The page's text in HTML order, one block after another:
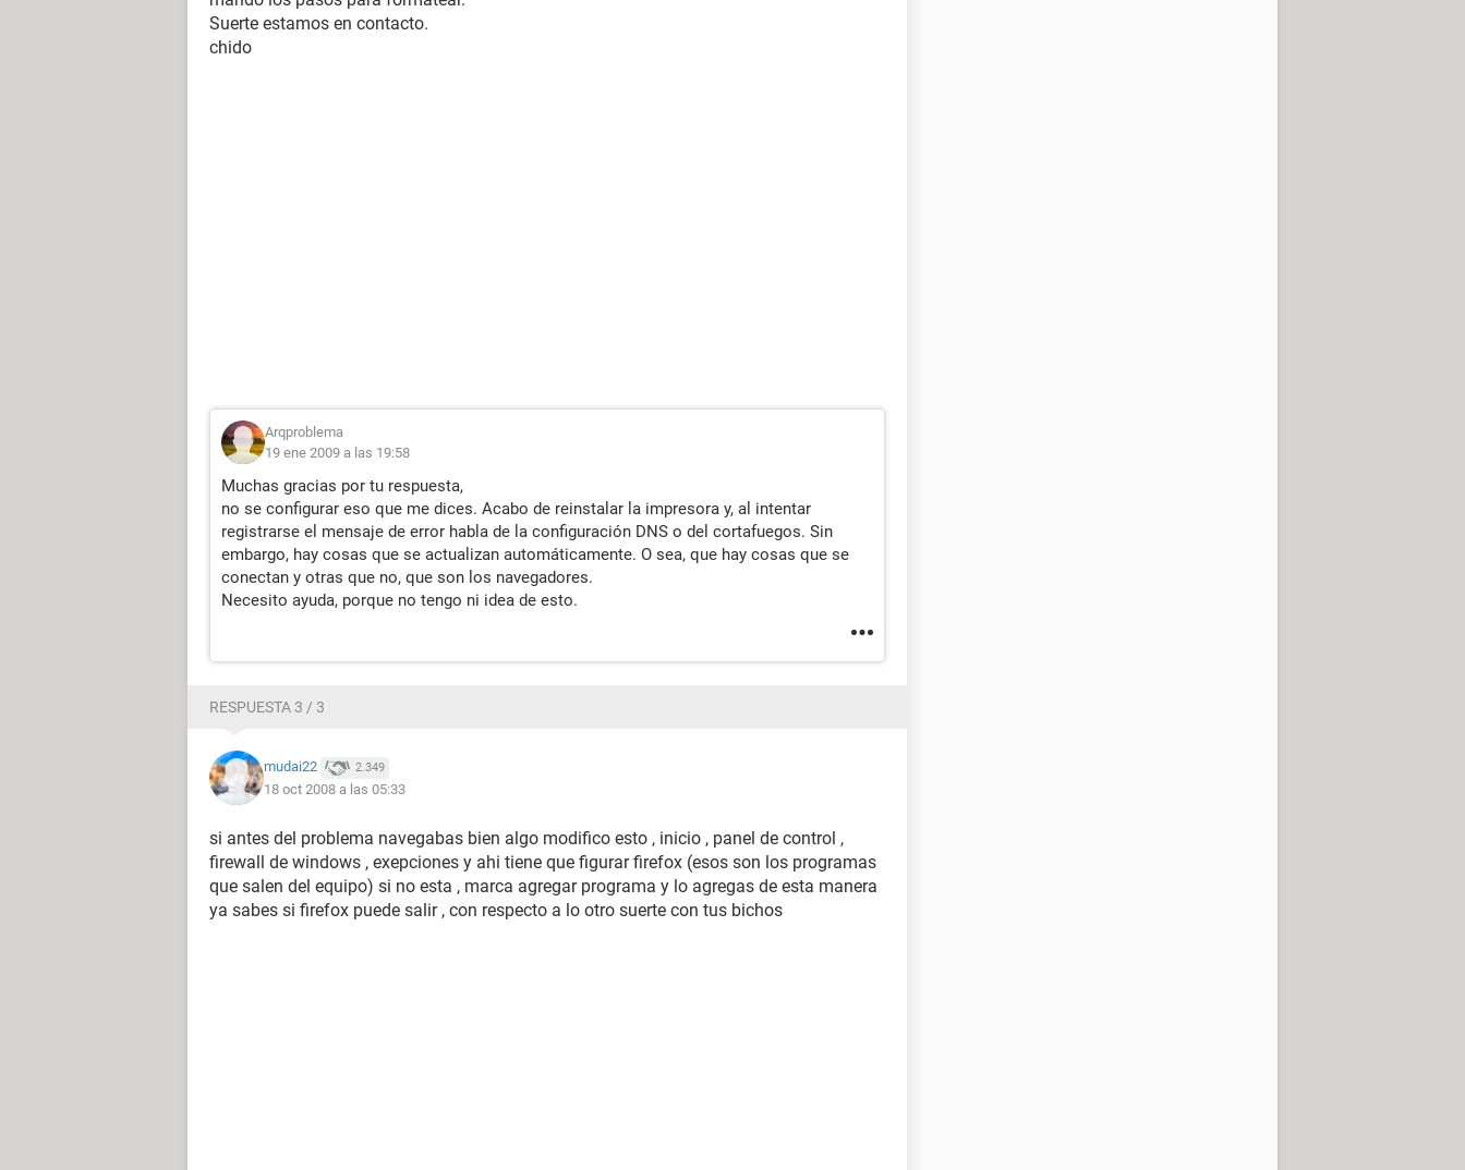
Suerte estamos en contacto.
chido
Arqproblema
19 ene 2009 a las 19:58
Muchas gracias por tu respuesta,
no se configurar eso que me dices. Acabo de reinstalar la impresora y, al intentar
registrarse el mensaje de error habla de la configuración DNS o del cortafuegos. Sin
embargo, hay cosas que se actualizan automáticamente. O sea, que hay cosas que se
conectan y otras que no, que son los navegadores.
Necesito ayuda, porque no tengo ni idea de esto.
RESPUESTA 3 / 3
mudai22 2.349
18 oct 2008 a las 05:33
si antes del problema navegabas bien algo modifico esto , inicio , panel de control ,
firewall de windows , exepciones y ahi tiene que figurar firefox (esos son los programas
que salen del equipo) si no esta , marca agregar programa y lo agregas de esta manera
ya sabes si firefox puede salir , con respecto a lo otro suerte con tus bichos